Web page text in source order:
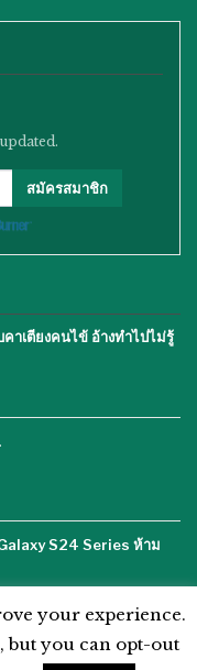
สมัครสมาชิก
าเตียงคนไข้ อ้างทำไปไม่รู้
S24 Series ห้าม
your experience.
but you can opt-out